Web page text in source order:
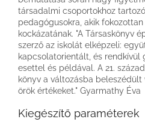
társadalmi csoportokhoz
pedagógusokra, akik
kockázatának. "A Társaskönyv
szerző az iskolát elképzeli:
kapcsolatorientált, és rendkívül
esettel és példával. A 21.
könyv a változásba
örök értékeket." Gyarmathy Éva
Kiegészítő paraméterek